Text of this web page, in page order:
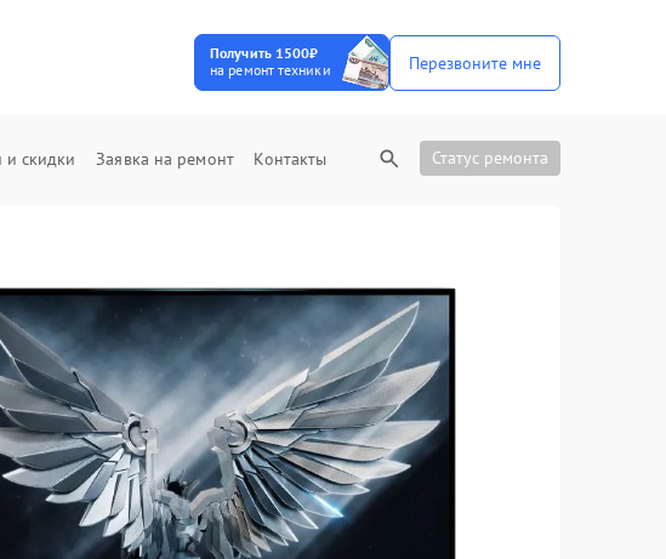
Получить 1500₽
на ремонт техники
Перезвоните мне
и скидки Заявка на ремонт Контакты Статус ремонта